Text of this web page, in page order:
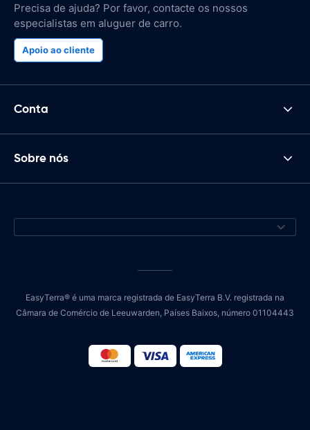
Precisa de ajuda? Por favor, contacte os nossos
especialistas em aluguer de carro.
Apoio ao cliente
Conta
Sobre nós
EasyTerra® é uma marca registrada de EasyTerra B.V. registrada na
Câmara de Comércio de Leeuwarden, Países Baixos, número 01104443